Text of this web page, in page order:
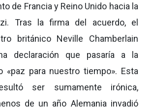
de Francia y Reino Unido hacia la
Tras la firma del acuerdo, el
británico Neville Chamberlain
declaración que pasaría a la
«paz para nuestro tiempo». Esta
ser sumamente irónica,
de un año Alemania invadió